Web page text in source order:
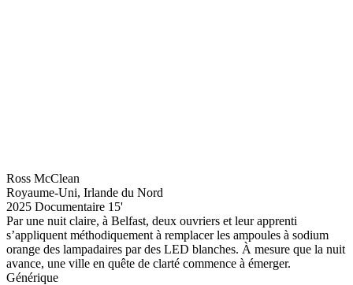
Ross McClean
Royaume-Uni, Irlande du Nord
2025 Documentaire 15'
Par une nuit claire, à Belfast, deux ouvriers et leur apprenti
s’appliquent méthodiquement à remplacer les ampoules à sodium
orange des lampadaires par des LED blanches. À mesure que la nuit
avance, une ville en quête de clarté commence à émerger.
Générique